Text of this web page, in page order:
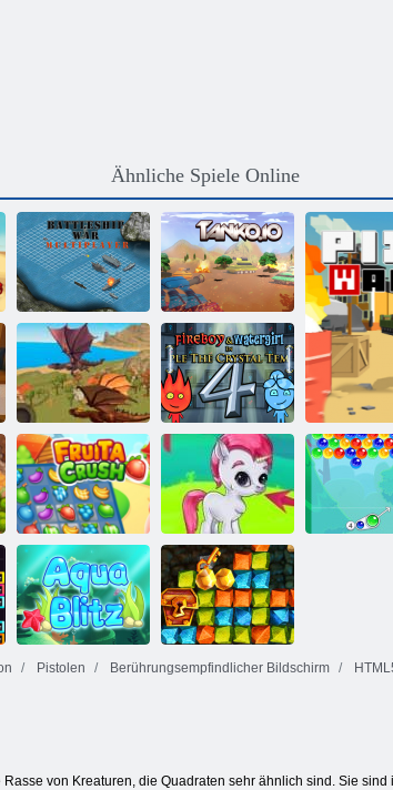
Ähnliche Spiele Online
Kriegsschiff-
Multiplayer
Tanko. io
Drachen
Simulator 3D
Feuer und
Wasser 4:
Kristalltempel
Fruita Crush
Bubble Gemes -
3 Gewinnt
Pistolen Berührungsempfindlicher Bildschirm
von Kreaturen, die Quadraten sehr ähnlich sind. Sie